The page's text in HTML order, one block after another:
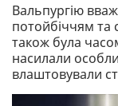
Вальпургію
потойбіччям та
також була
насилали
влаштовували